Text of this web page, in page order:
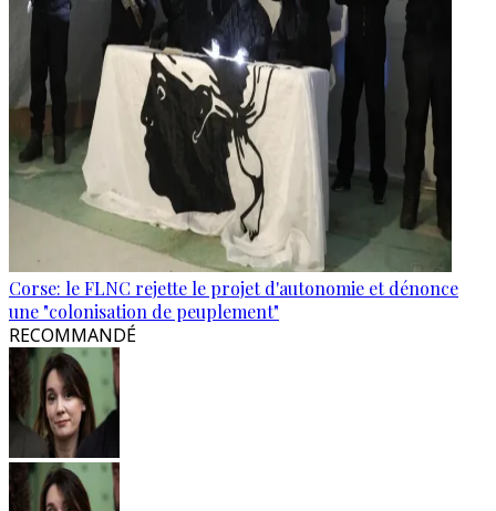
Corse: le FLNC rejette le projet d'autonomie et dénonce
une "colonisation de peuplement"
RECOMMANDÉ